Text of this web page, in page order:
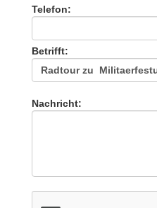
Telefon:
Betrifft:
Nachricht: